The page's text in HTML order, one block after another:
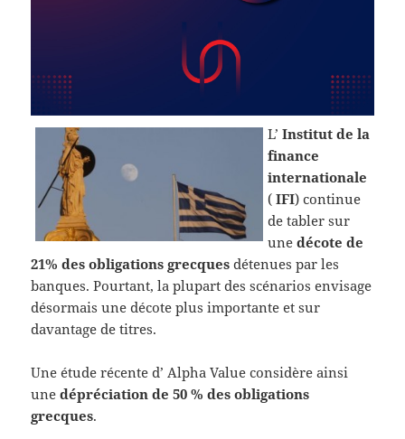
L’Institut de la
finance
internationale
(IFI) continue
de tabler sur
une décote de
21% des obligations grecques détenues par les
banques. Pourtant, la plupart des scénarios envisage
désormais une décote plus importante et sur
davantage de titres.
Une étude récente d’ Alpha Value considère ainsi
unedépréciation de 50 % des obligations
grecques.